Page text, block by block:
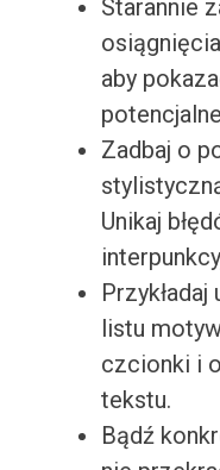
Starannie
aby
Zadbaj o
Unikaj
listu
czcionki i
tekstu.
Bądź